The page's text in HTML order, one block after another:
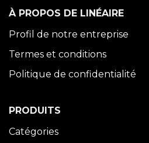
À PROPOS DE LINÉAIRE
Profil de notre entreprise
Termes et conditions
Politique de confidentialité
PRODUITS
Catégories